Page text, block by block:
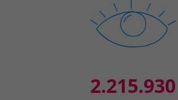
2.215.930